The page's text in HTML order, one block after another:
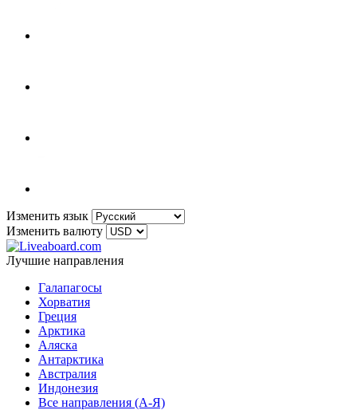
Изменить язык
Изменить валюту
Лучшие направления
Галапагосы
Хорватия
Греция
Арктика
Аляска
Антарктика
Австралия
Индонезия
Все направления (A-Я)